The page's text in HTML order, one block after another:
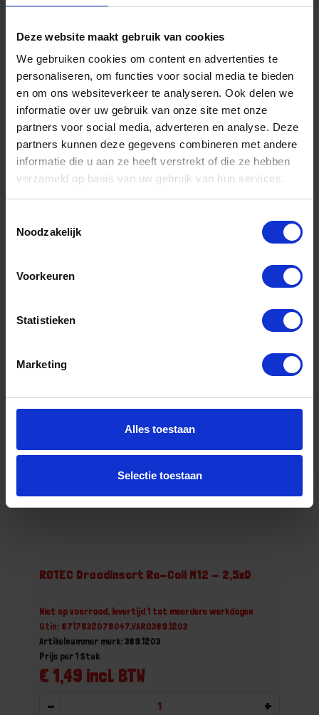
Deze website maakt gebruik van cookies
We gebruiken cookies om content en advertenties te
personaliseren, om functies voor social media te bieden
en om ons websiteverkeer te analyseren. Ook delen we
informatie over uw gebruik van onze site met onze
partners voor social media, adverteren en analyse. Deze
partners kunnen deze gegevens combineren met andere
informatie die u aan ze heeft verstrekt of die ze hebben
verzameld op basis van uw gebruik van hun services.
Noodzakelijk
Voorkeuren
Statistieken
Marketing
Alles toestaan
Selectie toestaan
ROTEC Draadinsert Ro-Coil M12 - 1xD
Gtin: 8717832015653,VARO389.1200
€ 0,87 incl. BTW
+
Bestel nu!
ROTEC Draadinsert Ro-Coil M12 - 2,5xD
Niet op voorraad, levertijd 1 tot meerdere werkdagen
Gtin: 8717832078047,VARO389.1203
Artikelnummer merk: 389.1203
€ 1,49 incl. BTW
Prijs per 1 Stuk
- +